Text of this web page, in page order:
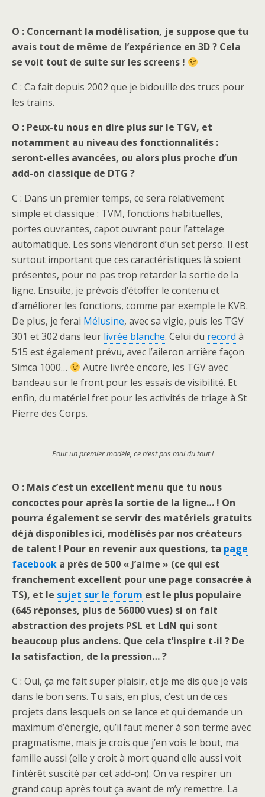
O : Concernant la modélisation, je suppose que tu
avais tout de même de l’expérience en 3D ? Cela
se voit tout de suite sur les screens !
C : Ca fait depuis 2002 que je bidouille des trucs pour
les trains.
O : Peux-tu nous en dire plus sur le TGV, et
notamment au niveau des fonctionnalités :
seront-elles avancées, ou alors plus proche d’un
add-on classique de DTG ?
C : Dans un premier temps, ce sera relativement
simple et classique : TVM, fonctions habituelles,
portes ouvrantes, capot ouvrant pour l’attelage
automatique. Les sons viendront d’un set perso. Il est
surtout important que ces caractéristiques là soient
présentes, pour ne pas trop retarder la sortie de la
ligne. Ensuite, je prévois d’étoffer le contenu et
d’améliorer les fonctions, comme par exemple le KVB.
De plus, je ferai Mélusine, avec sa vigie, puis les TGV
301 et 302 dans leur livrée blanche. Celui du record à
515 est également prévu, avec l’aileron arrière façon
Simca 1000…
Autre livrée encore, les TGV avec
bandeau sur le front pour les essais de visibilité. Et
enfin, du matériel fret pour les activités de triage à St
Pierre des Corps.
Pour un premier modèle, ce n’est pas mal du tout !
O : Mais c’est un excellent menu que tu nous
concoctes pour après la sortie de la ligne… ! On
pourra également se servir des matériels gratuits
déjà disponibles ici, modélisés par nos créateurs
de talent ! Pour en revenir aux questions, ta page
facebook a près de 500 « J’aime » (ce qui est
franchement excellent pour une page consacrée à
TS), et le sujet sur le forum est le plus populaire
(645 réponses, plus de 56000 vues) si on fait
abstraction des projets PSL et LdN qui sont
beaucoup plus anciens. Que cela t’inspire t-il ? De
la satisfaction, de la pression… ?
C : Oui, ça me fait super plaisir, et je me dis que je vais
dans le bon sens. Tu sais, en plus, c’est un de ces
projets dans lesquels on se lance et qui demande un
maximum d’énergie, qu’il faut mener à son terme avec
pragmatisme, mais je crois que j’en vois le bout, ma
famille aussi (elle y croit à mort quand elle aussi voit
l’intérêt suscité par cet add-on). On va respirer un
grand coup après tout ça avant de m’y remettre. La